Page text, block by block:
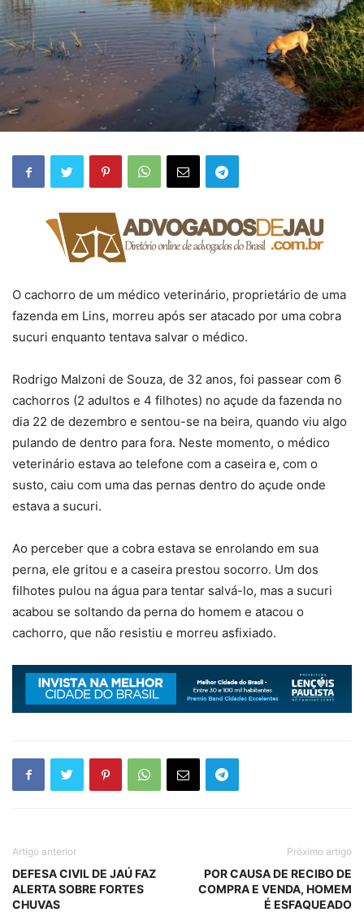
O cachorro de um médico veterinário, proprietário de uma
fazenda em Lins, morreu após ser atacado por uma cobra
sucuri enquanto tentava salvar o médico.
Rodrigo Malzoni de Souza, de 32 anos, foi passear com 6
cachorros (2 adultos e 4 filhotes) no açude da fazenda no
dia 22 de dezembro e sentou-se na beira, quando viu algo
pulando de dentro para fora. Neste momento, o médico
veterinário estava ao telefone com a caseira e, com o
susto, caiu com uma das pernas dentro do açude onde
estava a sucuri.
Ao perceber que a cobra estava se enrolando em sua
perna, ele gritou e a caseira prestou socorro. Um dos
filhotes pulou na água para tentar salvá-lo, mas a sucuri
acabou se soltando da perna do homem e atacou o
cachorro, que não resistiu e morreu asfixiado.
Artigo anterior
DEFESA CIVIL DE JAÚ FAZ
ALERTA SOBRE FORTES
CHUVAS
Próximo artigo
POR CAUSA DE RECIBO DE
COMPRA E VENDA, HOMEM
É ESFAQUEADO